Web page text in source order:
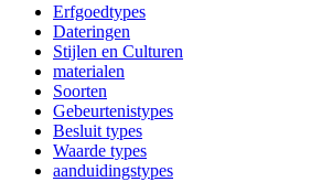
Erfgoedtypes
Dateringen
Stijlen en Culturen
materialen
Soorten
Gebeurtenistypes
Besluit types
Waarde types
aanduidingstypes